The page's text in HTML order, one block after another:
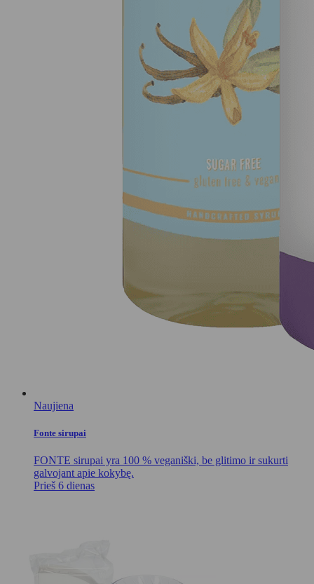
Naujiena
Fonte sirupai
FONTE sirupai yra 100 % veganiški, be glitimo ir sukurti
galvojant apie kokybę.
Prieš 6 dienas